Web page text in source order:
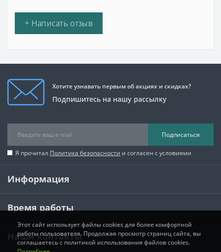
+ Написать отзыв
Хотите узнавать первым об акциях и скидках?
Подпишитесь на нашу рассылку
Подписаться
Я прочитал Политика безопасности и согласен с условиями
Информация
Время работы
Наши контакты
Этот сайт использует файлы cookies для более комфортной
работы пользователя. Продолжая просмотр страниц сайта, вы
соглашаетесь с политикой использования файлов cookies.